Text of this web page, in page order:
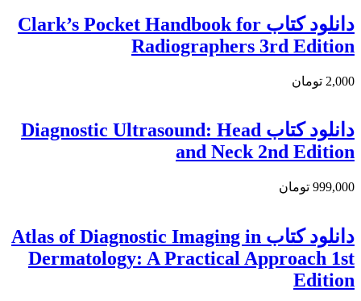
دانلود كتاب Clark’s Pocket Handbook for
Radiographers 3rd Edition
2,000 تومان
دانلود کتاب Diagnostic Ultrasound: Head
and Neck 2nd Edition
999,000 تومان
دانلود كتاب Atlas of Diagnostic Imaging in
Dermatology: A Practical Approach 1st
Edition